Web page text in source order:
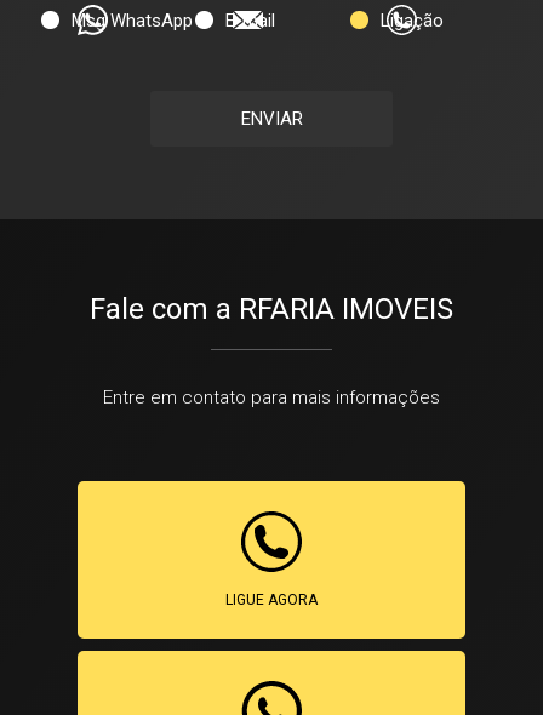
Msg WhatsApp
E-mail Ligação
ENVIAR
Fale com a RFARIA IMOVEIS
Entre em contato para mais informações
LIGUE AGORA